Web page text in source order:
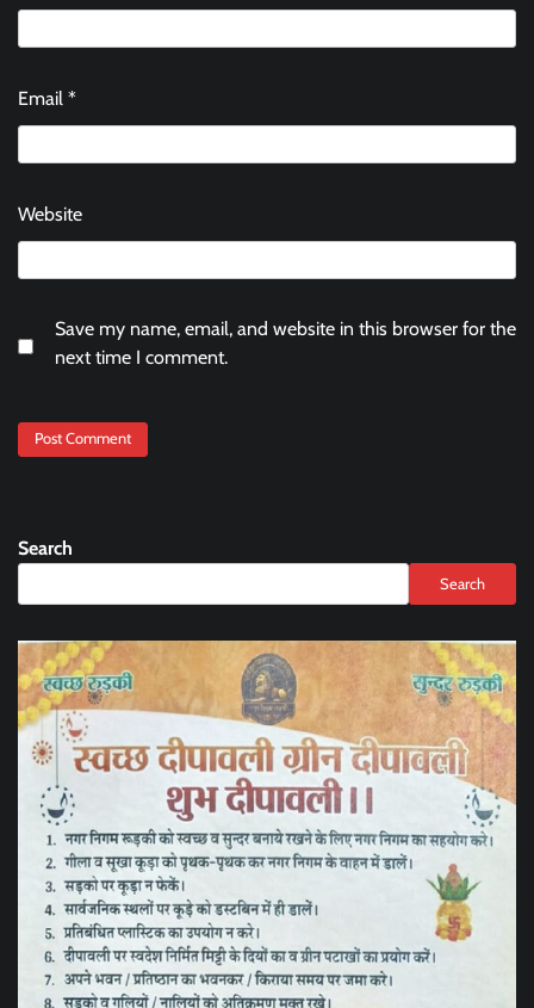
Email *
Website
Save my name, email, and website in this browser for the
next time I comment.
Search
Search